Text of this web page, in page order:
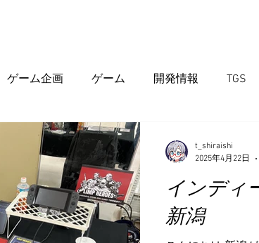
ゲーム企画 ゲーム 開発情報 TGS
新製品情報 イベント
インディ
新潟
t_shiraishi
2025年4月22日